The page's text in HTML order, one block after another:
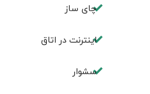
چای ساز
اینترنت در اتاق
سشوار